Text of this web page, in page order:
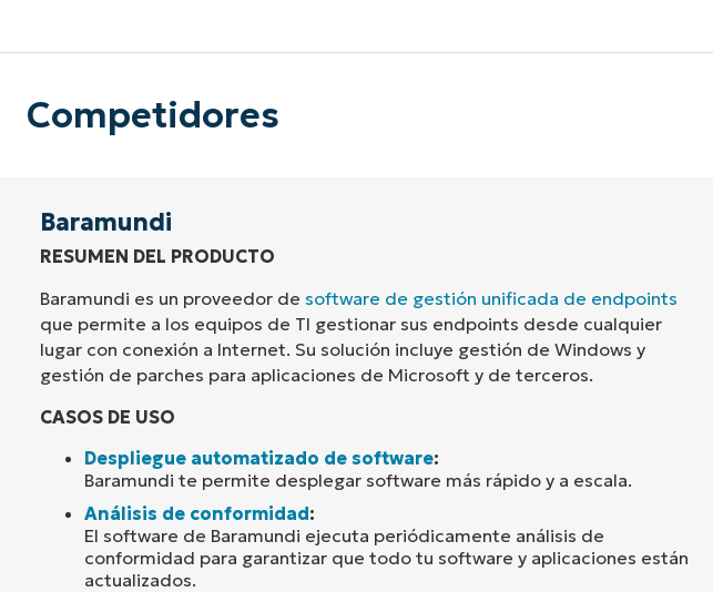
Competidores
Baramundi
RESUMEN DEL PRODUCTO
Baramundi es un proveedor de software de gestión unificada de endpoints
que permite a los equipos de TI gestionar sus endpoints desde cualquier
lugar con conexión a Internet. Su solución incluye gestión de Windows y
gestión de parches para aplicaciones de Microsoft y de terceros.
CASOS DE USO
Despliegue automatizado de software:
Baramundi te permite desplegar software más rápido y a escala.
Análisis de conformidad:
El software de Baramundi ejecuta periódicamente análisis de
conformidad para garantizar que todo tu software y aplicaciones están
actualizados.